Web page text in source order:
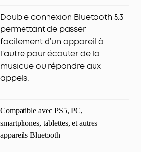
Double connexion Bluetooth 5.3
permettant de passer
facilement d’un appareil à
l’autre pour écouter de la
musique ou répondre aux
appels.
Compatible avec PS5, PC,
smartphones, tablettes, et autres
appareils Bluetooth